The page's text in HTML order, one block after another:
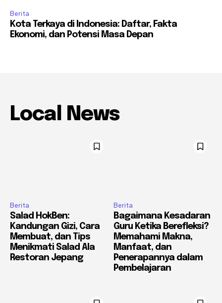
Berita
Kota Terkaya di Indonesia: Daftar, Fakta
Ekonomi, dan Potensi Masa Depan
Local News
Berita
Salad HokBen:
Kandungan Gizi, Cara
Membuat, dan Tips
Menikmati Salad Ala
Restoran Jepang
Berita
Bagaimana Kesadaran
Guru Ketika Berefleksi?
Memahami Makna,
Manfaat, dan
Penerapannya dalam
Pembelajaran